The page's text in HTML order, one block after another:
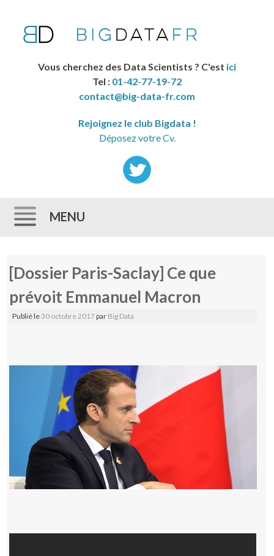
Vous cherchez des Data Scientists ? C'est ici
Tel : 01-42-77-19-72
contact@big-data-fr.com
Rejoignez le club Bigdata !
Déposez votre Cv.
MENU
[Dossier Paris-Saclay] Ce que
prévoit Emmanuel Macron
Publié le30 octobre 2017par Big Data